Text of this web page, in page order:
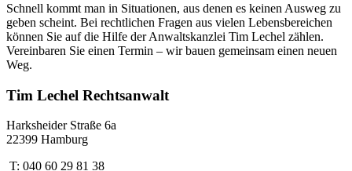
Schnell kommt man in Situationen, aus denen es keinen Ausweg zu
geben scheint. Bei rechtlichen Fragen aus vielen Lebensbereichen
können Sie auf die Hilfe der Anwaltskanzlei Tim Lechel zählen.
Vereinbaren Sie einen Termin – wir bauen gemeinsam einen neuen
Weg.
Tim Lechel Rechtsanwalt
Harksheider Straße 6a
22399 Hamburg
‎ T: 040 60 29 81 38